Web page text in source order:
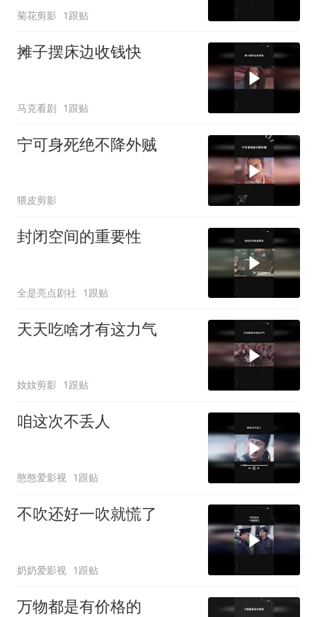
菊花剪影 1跟贴
摊子摆床边收钱快
马克看剧 1跟贴
宁可身死绝不降外贼
猥皮剪影
封闭空间的重要性
全是亮点剧社 1跟贴
天天吃啥才有这力气
奻奻剪影 1跟贴
咱这次不丢人
憨憨爱影视 1跟贴
不吹还好一吹就慌了
奶奶爱影视 1跟贴
万物都是有价格的